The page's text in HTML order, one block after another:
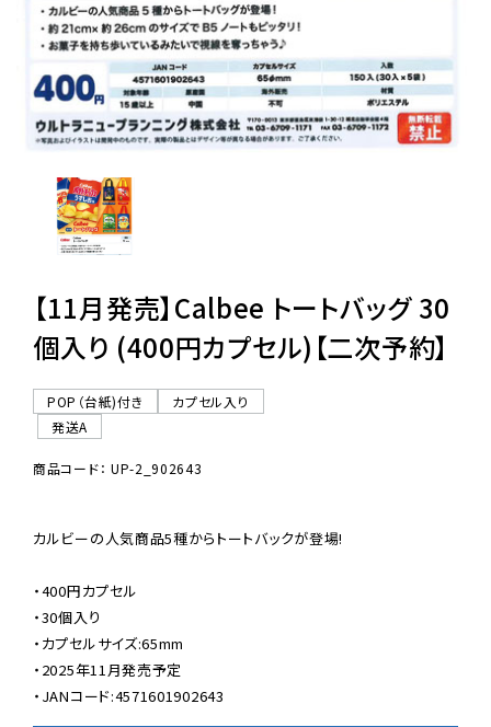
よくあるご質問
ご利用ガイド
06-6282-7659
【11月発売】Calbee トートバッグ 30
個入り (400円カプセル)【二次予約】
POP（台紙)付き
カプセル入り
発送A
商品コード： UP-2_902643
カルビーの人気商品5種からトートバックが登場!
・400円カプセル
・30個入り
・カプセルサイズ:65mm
・2025年11月発売予定
・JANコード:4571601902643